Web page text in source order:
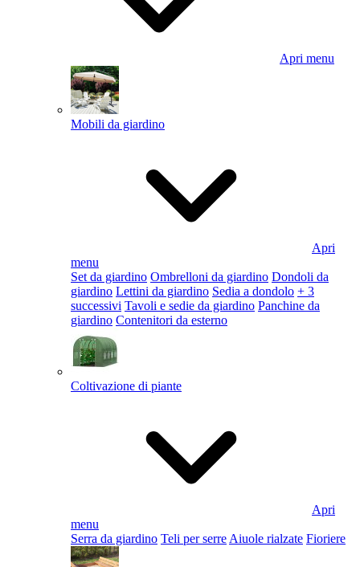
Apri menu
Mobili da giardino
Apri
menu
Set da giardino Ombrelloni da giardino Dondoli da
giardino Lettini da giardino Sedia a dondolo + 3
successivi Tavoli e sedie da giardino Panchine da
giardino Contenitori da esterno
Coltivazione di piante
Apri
menu
Serra da giardino Teli per serre Aiuole rialzate Fioriere